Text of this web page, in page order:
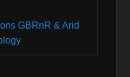
GBRnR & Arid